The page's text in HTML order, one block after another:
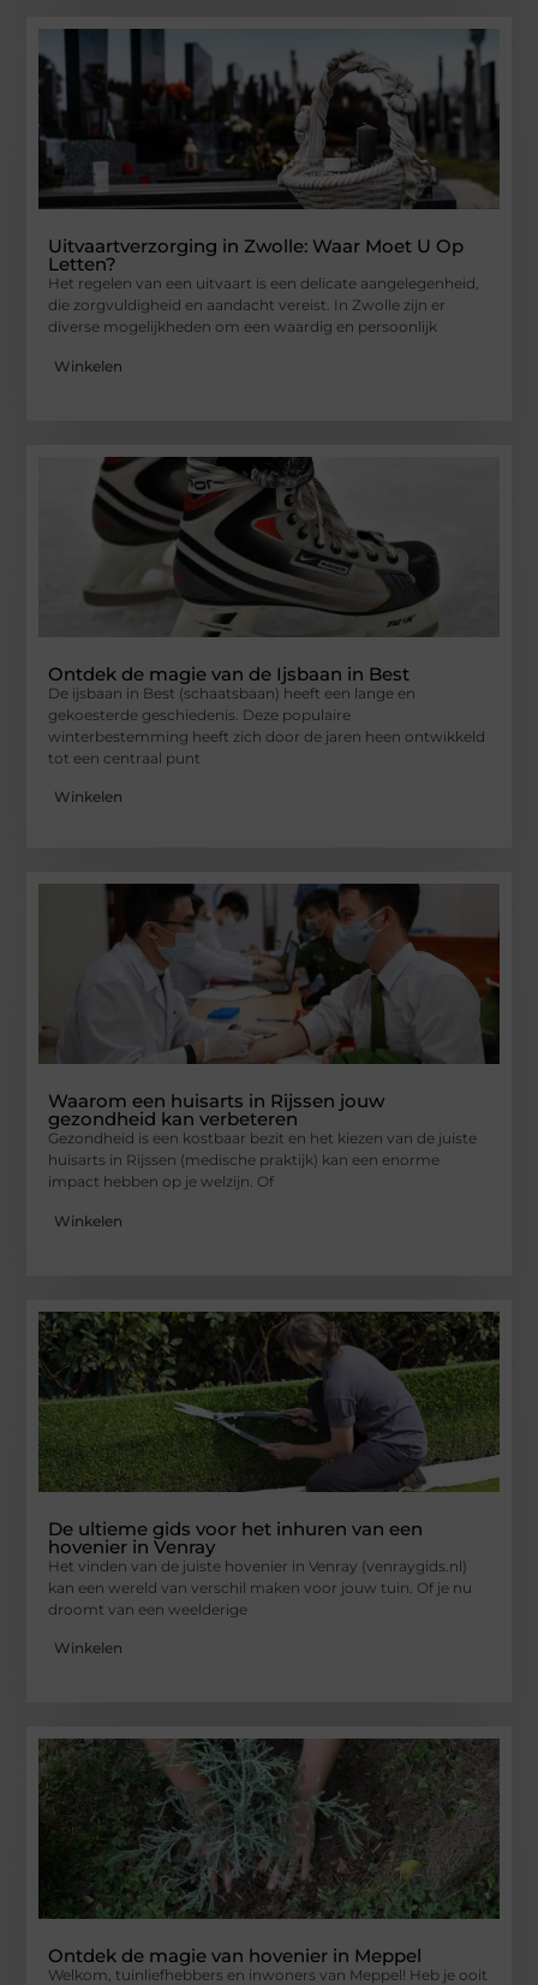
Uitvaartverzorging in Zwolle: Waar Moet U Op
Letten?
Het regelen van een uitvaart is een delicate aangelegenheid,
die zorgvuldigheid en aandacht vereist. In Zwolle zijn er
diverse mogelijkheden om een waardig en persoonlijk
Winkelen
Ontdek de magie van de Ijsbaan in Best
De ijsbaan in Best (schaatsbaan) heeft een lange en
gekoesterde geschiedenis. Deze populaire
winterbestemming heeft zich door de jaren heen ontwikkeld
tot een centraal punt
Winkelen
Waarom een huisarts in Rijssen jouw
gezondheid kan verbeteren
Gezondheid is een kostbaar bezit en het kiezen van de juiste
huisarts in Rijssen (medische praktijk) kan een enorme
impact hebben op je welzijn. Of
Winkelen
De ultieme gids voor het inhuren van een
hovenier in Venray
Het vinden van de juiste hovenier in Venray (venraygids.nl)
kan een wereld van verschil maken voor jouw tuin. Of je nu
droomt van een weelderige
Winkelen
Ontdek de magie van hovenier in Meppel
Welkom, tuinliefhebbers en inwoners van Meppel! Heb je ooit